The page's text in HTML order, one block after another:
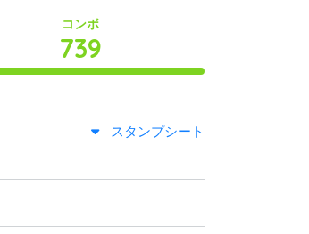
コンボ
739
スタンプシート